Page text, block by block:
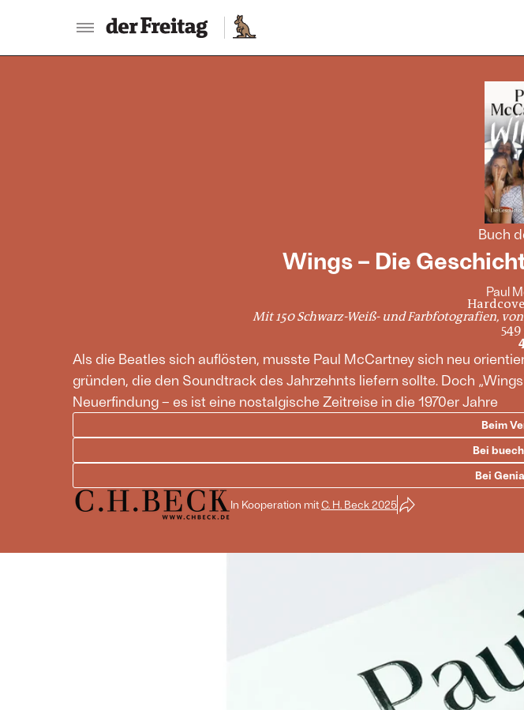
Buch
Wings – Die
Paul
Mit 150 Schwarz-Weiß- und Farbfotografien,
Als die Beatles sich auflösten, musste Paul McCartney sich neu
gründen, die den Soundtrack des Jahrzehnts liefern sollte. Doch
Neuerfindung – es ist eine nostalgische Zeitreise in die 1970er Jahre
Beim
Bei
Bei
In Kooperation mitC. H. Beck 2025